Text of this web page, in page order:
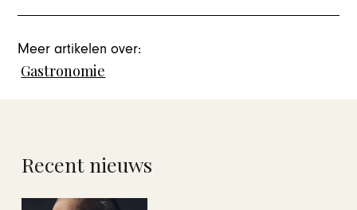
Meer artikelen over:
Gastronomie
Recent nieuws